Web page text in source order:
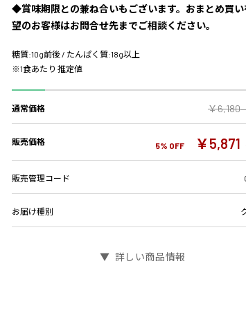
◆賞味期限との兼ね合いもございます。おまとめ買い
望のお客様はお問合せ先までご相談ください。
糖質:10g前後 / たんぱく質:18g以上
※1食あたり 推定値
通常価格 ￥6,180
販売価格 5% OFF ￥5,871
販売管理コード
お届け種別
詳しい商品情報